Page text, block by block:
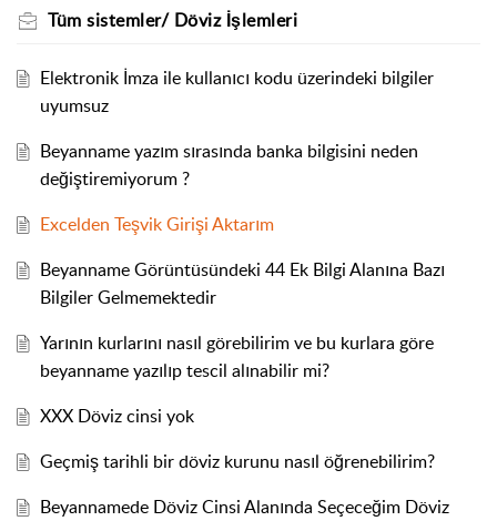
Tüm sistemler/ Döviz İşlemleri
Elektronik İmza ile kullanıcı kodu üzerindeki bilgiler
uyumsuz
Beyanname yazım sırasında banka bilgisini neden
değiştiremiyorum ?
Excelden Teşvik Girişi Aktarım
Beyanname Görüntüsündeki 44 Ek Bilgi Alanına Bazı
Bilgiler Gelmemektedir
Yarının kurlarını nasıl görebilirim ve bu kurlara göre
beyanname yazılıp tescil alınabilir mi?
XXX Döviz cinsi yok
Geçmiş tarihli bir döviz kurunu nasıl öğrenebilirim?
Beyannamede Döviz Cinsi Alanında Seçeceğim Döviz